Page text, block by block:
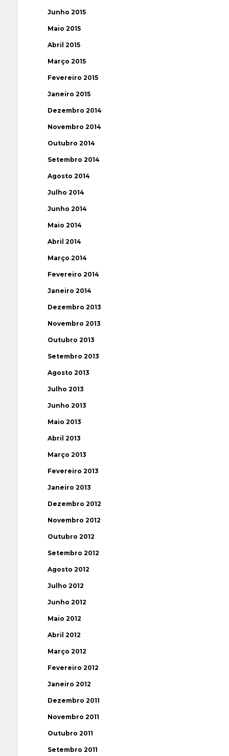
Junho 2015
Maio 2015
Abril 2015
Março 2015
Fevereiro 2015
Janeiro 2015
Dezembro 2014
Novembro 2014
Outubro 2014
Setembro 2014
Agosto 2014
Julho 2014
Junho 2014
Maio 2014
Abril 2014
Março 2014
Fevereiro 2014
Janeiro 2014
Dezembro 2013
Novembro 2013
Outubro 2013
Setembro 2013
Agosto 2013
Julho 2013
Junho 2013
Maio 2013
Abril 2013
Março 2013
Fevereiro 2013
Janeiro 2013
Dezembro 2012
Novembro 2012
Outubro 2012
Setembro 2012
Agosto 2012
Julho 2012
Junho 2012
Maio 2012
Abril 2012
Março 2012
Fevereiro 2012
Janeiro 2012
Dezembro 2011
Novembro 2011
Outubro 2011
Setembro 2011